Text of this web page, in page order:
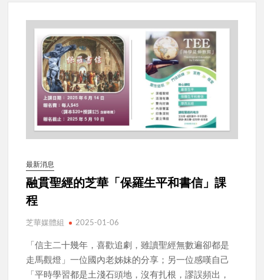
最新消息
融貫聖經的芝華「保羅生平和書信」課
程
芝華媒體組 2025-01-06
「信主二十幾年，喜歡追劇，雖讀聖經無數遍卻都是
走馬觀燈」一位國內老姊妹的分享；另一位感嘆自己
「平時學習都是土淺石頭地，沒有扎根，謬誤頻出，